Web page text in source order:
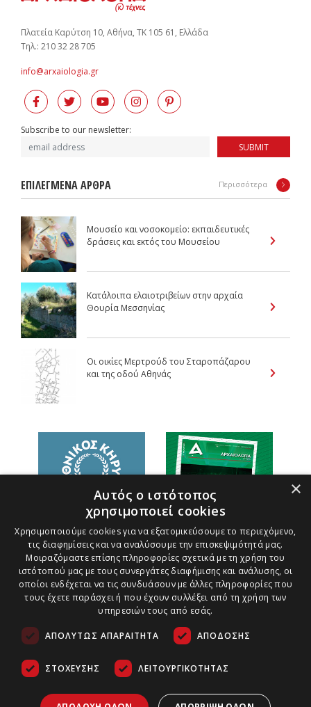
Πλατεία Καρύτση 10, Αθήνα, ΤΚ 105 61, Ελλάδα
Tηλ.: 210 32 28 705
info@arxaiologia.gr
Subscribe to our newsletter:
SUBMIT
ΕΠΙΛΕΓΜΕΝΑ ΑΡΘΡΑ Περισσότερα
Μουσείο και νοσοκομείο: εκπαιδευτικές
δράσεις και εκτός του Μουσείου
Κατάλοιπα ελαιοτριβείων στην αρχαία
Θουρία Μεσσηνίας
Οι οικίες Μερτρούδ του Σταροπάζαρου
και της οδού Αθηνάς
Πολιτική Παράδοσης Προϊόντων
×
Αυτός ο ιστότοπος
χρησιμοποιεί cookies
Χρησιμοποιούμε cookies για να εξατομικεύσουμε το περιεχόμενο,
τις διαφημίσεις και να αναλύσουμε την επισκεψιμότητά μας.
Μοιραζόμαστε επίσης πληροφορίες σχετικά με τη χρήση του
ιστότοπού μας με τους συνεργάτες διαφήμισης και ανάλυσης, οι
οποίοι ενδέχεται να τις συνδυάσουν με άλλες πληροφορίες που
τους έχετε παράσχει ή που έχουν συλλέξει από τη χρήση των
υπηρεσιών τους από εσάς.
ΑΠΟΛΎΤΩΣ ΑΠΑΡΑΊΤΗΤΑ ΑΠΌΔΟΣΗΣ
ΣΤΌΧΕΥΣΗΣ ΛΕΙΤΟΥΡΓΙΚΌΤΗΤΑΣ